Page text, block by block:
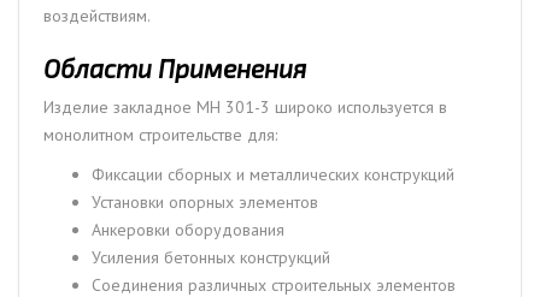
воздействиям.
Области Применения
Изделие закладное МН 301-3 широко используется в
монолитном строительстве для:
Фиксации сборных и металлических конструкций
Установки опорных элементов
Анкеровки оборудования
Усиления бетонных конструкций
Соединения различных строительных элементов